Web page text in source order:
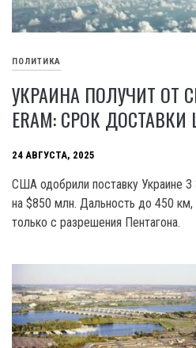
ПОЛИТИКА
УКРАИНА ПОЛУЧИТ ОТ
ERAM: СРОК
24 АВГУСТА, 2025
США одобрили поставку Украине 3
на $850 млн. Дальность до 450
только с разрешения Пентагона.